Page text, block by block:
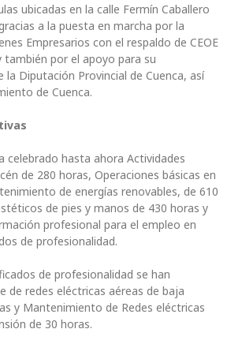
ubicadas en la calle Fermín Caballero
a la puesta en marcha por la
Empresarios con el respaldo de CEOE
también por el apoyo para su
Diputación Provincial de Cuenca, así
de Cuenca.
celebrado hasta ahora Actividades
de 280 horas, Operaciones básicas en
de energías renovables, de 610
de pies y manos de 430 horas y
profesional para el empleo en
de profesionalidad.
de profesionalidad se han
de redes eléctricas aéreas de baja
y Mantenimiento de Redes eléctricas
de 30 horas.